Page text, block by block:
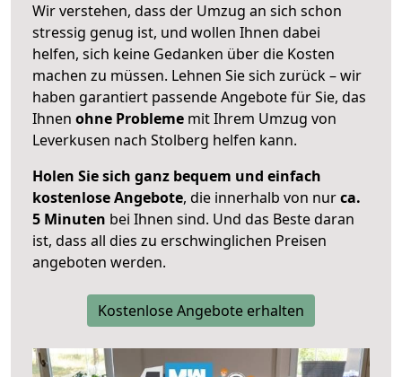
Wir verstehen, dass der Umzug an sich schon
stressig genug ist, und wollen Ihnen dabei
helfen, sich keine Gedanken über die Kosten
machen zu müssen. Lehnen Sie sich zurück – wir
haben garantiert passende Angebote für Sie, das
Ihnen ohne Probleme mit Ihrem Umzug von
Leverkusen nach Stolberg helfen kann.
Holen Sie sich ganz bequem und einfach
kostenlose Angebote, die innerhalb von nurca.
5 Minuten bei Ihnen sind. Und das Beste daran
ist, dass all dies zu erschwinglichen Preisen
angeboten werden.
Kostenlose Angebote erhalten